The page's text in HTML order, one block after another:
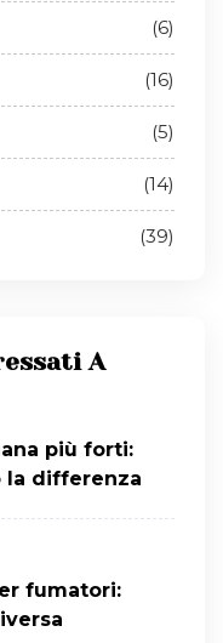
(6)
(16)
(5)
(14)
(39)
A
più forti:
la differenza
fumatori: